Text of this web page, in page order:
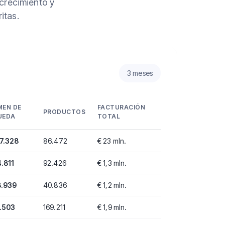
y
3 meses
DE
PRODUCTOS
FACTURACIÓN
TOTAL
86.472 € 23 mln.
92.426 €1,3 mln.
40.836 €1,2 mln.
169.211 €1,9 mln.